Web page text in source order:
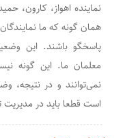
نماینده اهواز، کارون،
همان گونه که ما
پاسخگو باشند. این
معلمان ما. این گونه
نمی‌توانند و در
است قطعا باید در